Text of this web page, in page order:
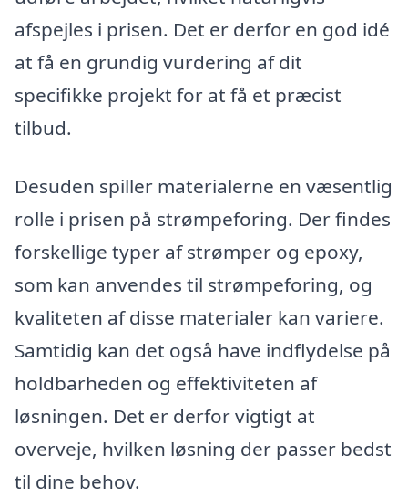
afspejles i prisen. Det er derfor en god idé
at få en grundig vurdering af dit
specifikke projekt for at få et præcist
tilbud.
Desuden spiller materialerne en væsentlig
rolle i prisen på strømpeforing. Der findes
forskellige typer af strømper og epoxy,
som kan anvendes til strømpeforing, og
kvaliteten af disse materialer kan variere.
Samtidig kan det også have indflydelse på
holdbarheden og effektiviteten af
løsningen. Det er derfor vigtigt at
overveje, hvilken løsning der passer bedst
til dine behov.